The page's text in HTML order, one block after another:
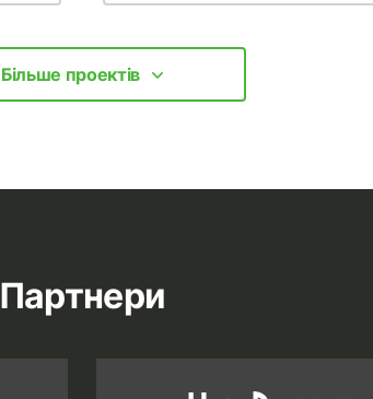
Більше проектів
Партнери